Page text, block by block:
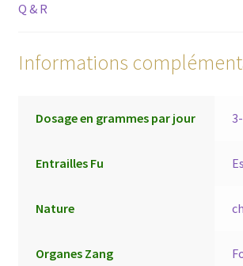
Q & R
Informations
Dosage en grammes par jour
Entrailles Fu
Nature
Organes Zang